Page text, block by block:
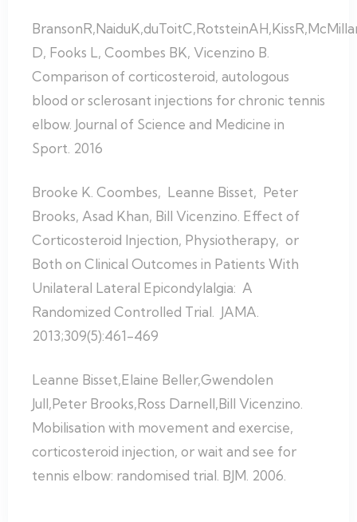
D, Fooks L, Coombes BK, Vicenzino B.
Comparison of corticosteroid, autologous
blood or sclerosant injections for chronic tennis
elbow. Journal of Science and Medicine in
Sport. 2016
Brooke K. Coombes, Leanne Bisset, Peter
Brooks, Asad Khan, Bill Vicenzino. Effect of
Corticosteroid Injection, Physiotherapy, or
Both on Clinical Outcomes in Patients With
Unilateral Lateral Epicondylalgia: A
Randomized Controlled Trial. JAMA.
2013;309(5):461-469
Leanne Bisset,Elaine Beller,Gwendolen
Jull,Peter Brooks,Ross Darnell,Bill Vicenzino.
Mobilisation with movement and exercise,
corticosteroid injection, or wait and see for
tennis elbow: randomised trial. BJM. 2006.